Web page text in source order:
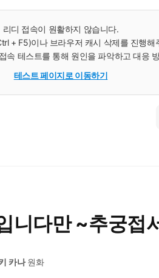
리디 접속이 원활하지 않습니다.
+ F5)이나 브라우저 캐시 삭제를 진행해
속 테스트를 통해 원인을 파악하고 대응
테스트 페이지로 이동하기
니다만 ~추궁접
카나원화